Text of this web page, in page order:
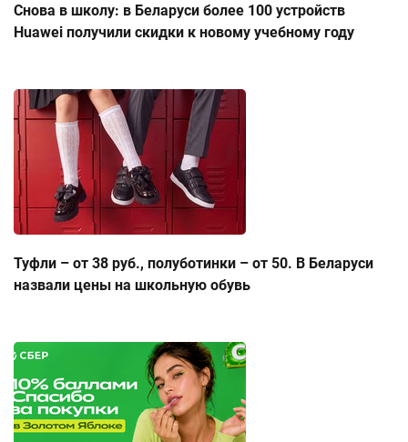
Снова в школу: в Беларуси более 100 устройств
Huawei получили скидки к новому учебному году
Туфли – от 38 руб., полуботинки – от 50. В Беларуси
назвали цены на школьную обувь